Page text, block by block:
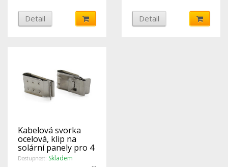
Detail Detail
Kabelová svorka
ocelová, klip na
solární panely pro 4
kabely
Dostupnost: Skladem